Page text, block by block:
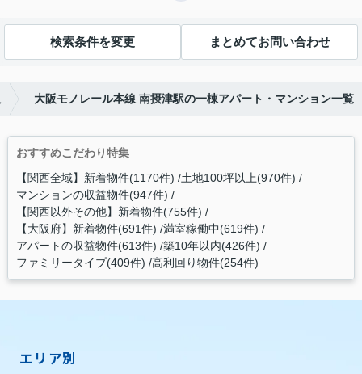
検索条件を変更 まとめてお問い合わせ
大阪モノレール本線 南摂津駅の一棟アパート・マンション一覧
おすすめこだわり特集
【関西全域】新着物件(1170件) 土地100坪以上(970件)
マンションの収益物件(947件)
【関西以外その他】新着物件(755件)
【大阪府】新着物件(691件) 満室稼働中(619件)
アパートの収益物件(613件) 築10年以内(426件)
ファミリータイプ(409件) 高利回り物件(254件)
エリア別